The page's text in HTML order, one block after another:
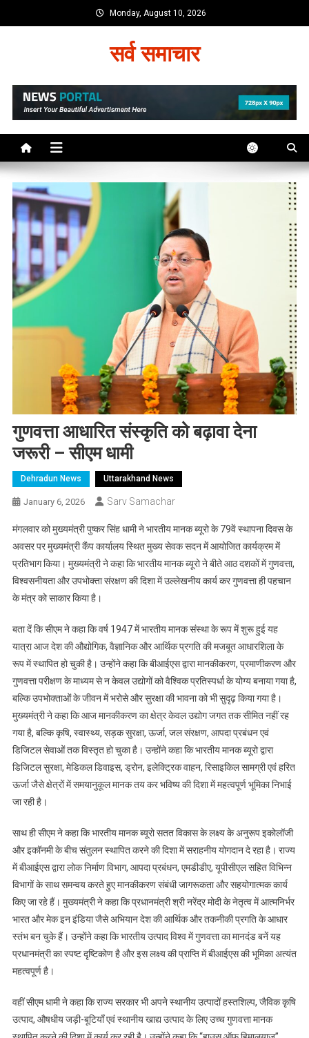
to
Monday, August 10, 2026
सर्व समाचार
गुणवत्ता आधारित संस्कृति को बढ़ावा देना
जरूरी – सीएम धामी
Dehradun News Uttarakhand News
January 6, 2026 Sarv Samachar
मंगलवार को मुख्यमंत्री पुष्कर सिंह धामी ने भारतीय मानक ब्यूरो के 79वें स्थापना दिवस के
अवसर पर मुख्यमंत्री कैंप कार्यालय स्थित मुख्य सेवक सदन में आयोजित कार्यक्रम में
प्रतिभाग किया। मुख्यमंत्री ने कहा कि भारतीय मानक ब्यूरो ने बीते आठ दशकों में गुणवत्ता,
विश्वसनीयता और उपभोक्ता संरक्षण की दिशा में उल्लेखनीय कार्य कर गुणवत्ता ही पहचान
के मंत्र को साकार किया है।
बता दें कि सीएम ने कहा कि वर्ष 1947 में भारतीय मानक संस्था के रूप में शुरू हुई यह
यात्रा आज देश की औद्योगिक, वैज्ञानिक और आर्थिक प्रगति की मजबूत आधारशिला के
रूप में स्थापित हो चुकी है। उन्होंने कहा कि बीआईएस द्वारा मानकीकरण, प्रमाणीकरण और
गुणवत्ता परीक्षण के माध्यम से न केवल उद्योगों को वैश्विक प्रतिस्पर्धा के योग्य बनाया गया है,
बल्कि उपभोक्ताओं के जीवन में भरोसे और सुरक्षा की भावना को भी सुदृढ़ किया गया है।
मुख्यमंत्री ने कहा कि आज मानकीकरण का क्षेत्र केवल उद्योग जगत तक सीमित नहीं रह
गया है, बल्कि कृषि, स्वास्थ्य, सड़क सुरक्षा, ऊर्जा, जल संरक्षण, आपदा प्रबंधन एवं
डिजिटल सेवाओं तक विस्तृत हो चुका है। उन्होंने कहा कि भारतीय मानक ब्यूरो द्वारा
डिजिटल सुरक्षा, मेडिकल डिवाइस, ड्रोन, इलेक्ट्रिक वाहन, रिसाइकिल सामग्री एवं हरित
ऊर्जा जैसे क्षेत्रों में समयानुकूल मानक तय कर भविष्य की दिशा में महत्वपूर्ण भूमिका निभाई
जा रही है।
साथ ही सीएम ने कहा कि भारतीय मानक ब्यूरो सतत विकास के लक्ष्य के अनुरूप इकोलॉजी
और इकॉनमी के बीच संतुलन स्थापित करने की दिशा में सराहनीय योगदान दे रहा है। राज्य
में बीआईएस द्वारा लोक निर्माण विभाग, आपदा प्रबंधन, एमडीडीए, यूपीसीएल सहित विभिन्न
विभागों के साथ समन्वय करते हुए मानकीकरण संबंधी जागरूकता और सहयोगात्मक कार्य
किए जा रहे हैं। मुख्यमंत्री ने कहा कि प्रधानमंत्री श्री नरेंद्र मोदी के नेतृत्व में आत्मनिर्भर
भारत और मेक इन इंडिया जैसे अभियान देश की आर्थिक और तकनीकी प्रगति के आधार
स्तंभ बन चुके हैं। उन्होंने कहा कि भारतीय उत्पाद विश्व में गुणवत्ता का मानदंड बनें यह
प्रधानमंत्री का स्पष्ट दृष्टिकोण है और इस लक्ष्य की प्राप्ति में बीआईएस की भूमिका अत्यंत
महत्वपूर्ण है।
वहीं सीएम धामी ने कहा कि राज्य सरकार भी अपने स्थानीय उत्पादों हस्तशिल्प, जैविक कृषि
उत्पाद, औषधीय जड़ी-बूटियाँ एवं स्थानीय खाद्य उत्पाद के लिए उच्च गुणवत्ता मानक